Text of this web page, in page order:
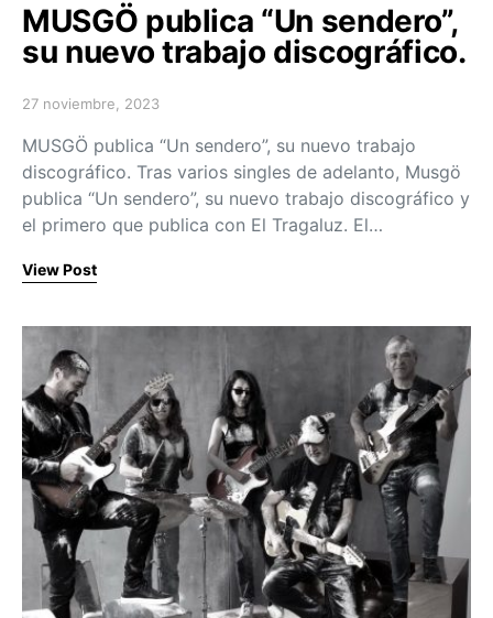
MUSGÖ publica “Un sendero”,
su nuevo trabajo discográfico.
Posted on
27 noviembre, 2023
MUSGÖ publica “Un sendero”, su nuevo trabajo
discográfico. Tras varios singles de adelanto, Musgö
publica “Un sendero”, su nuevo trabajo discográfico y
el primero que publica con El Tragaluz. El…
View Post